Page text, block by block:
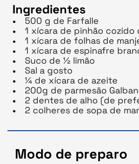
Ingredientes
500 g de Farfalle
1 xícara de pinhão cozido
1 xícara de folhas de
1 xícara de espinafre
Suco de ½ limão
Sal a gosto
¼ de xícara de azeite
200g de parmesão
2 dentes de alho (de
2 colheres de sopa de
Modo de preparo